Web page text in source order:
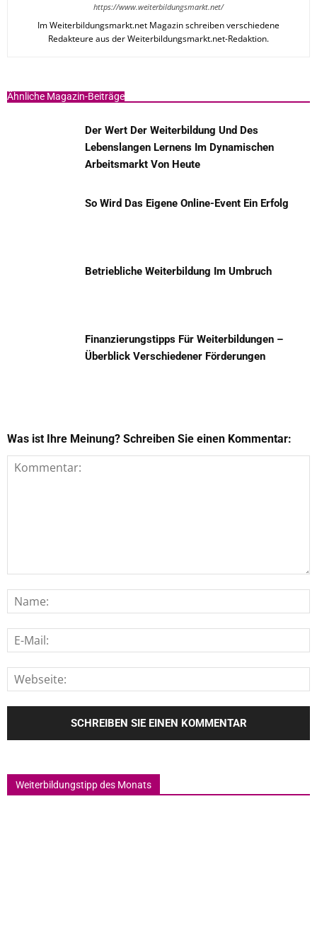
https://www.weiterbildungsmarkt.net/
Im Weiterbildungsmarkt.net Magazin schreiben verschiedene
Redakteure aus der Weiterbildungsmarkt.net-Redaktion.
Ähnliche Magazin-Beiträge
Der Wert Der Weiterbildung Und Des
Lebenslangen Lernens Im Dynamischen
Arbeitsmarkt Von Heute
So Wird Das Eigene Online-Event Ein Erfolg
Betriebliche Weiterbildung Im Umbruch
Finanzierungstipps Für Weiterbildungen –
Überblick Verschiedener Förderungen
Was ist Ihre Meinung? Schreiben Sie einen Kommentar:
Weiterbildungstipp des Monats